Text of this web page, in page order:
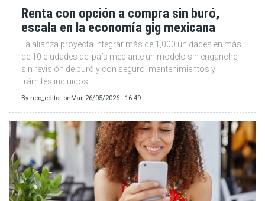
Renta con opción a compra sin buró,
escala en la economía gig mexicana
La alianza proyecta integrar más de 1,000 unidades en más
de 10 ciudades del país mediante un modelo sin enganche,
sin revisión de buró y con seguro, mantenimientos y
trámites incluidos.
By neo_editor onMar, 26/05/2026 - 16:49